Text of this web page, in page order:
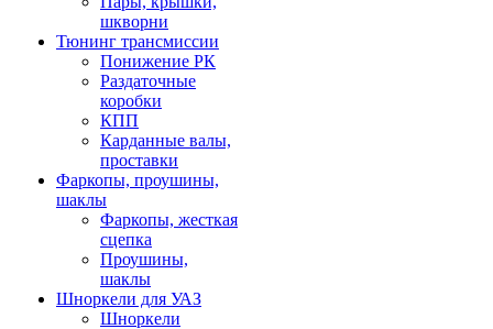
шкворни
Тюнинг трансмиссии
Понижение РК
Раздаточные
коробки
КПП
Карданные валы,
проставки
Фаркопы, проушины,
шаклы
Фаркопы, жесткая
сцепка
Проушины,
шаклы
Шноркели для УАЗ
Шноркели